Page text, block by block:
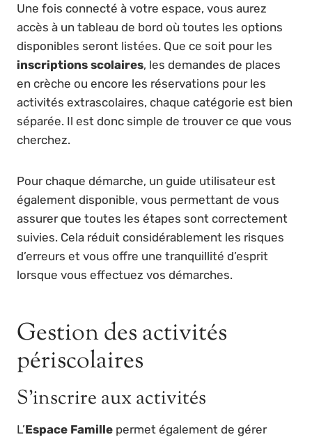
Une fois connecté à votre espace, vous aurez
accès à un tableau de bord où toutes les options
disponibles seront listées. Que ce soit pour les
inscriptions scolaires, les demandes de places
en crèche ou encore les réservations pour les
activités extrascolaires, chaque catégorie est bien
séparée. Il est donc simple de trouver ce que vous
cherchez.
Pour chaque démarche, un guide utilisateur est
également disponible, vous permettant de vous
assurer que toutes les étapes sont correctement
suivies. Cela réduit considérablement les risques
d’erreurs et vous offre une tranquillité d’esprit
lorsque vous effectuez vos démarches.
Gestion des activités
périscolaires
S’inscrire aux activités
L’Espace Famille permet également de gérer